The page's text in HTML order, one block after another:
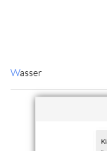
Wasser